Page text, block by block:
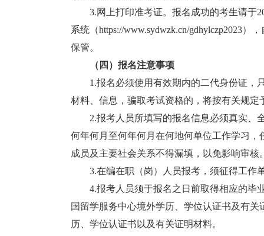
3.网上打印准考证。报名成功的考生请于
系统（https://www.sydwzk.cn/gdhylczp2023
保管。
（四）报名注意事项
1.报名必须使用有效期内的二代身份证，
材料、信息，骗取考试资格的，将按有关规
2.报考人员所填写的报名信息必须真实、
何年何月至何年何月在何地何单位工作学习
成员及主要社会关系不得漏填，以免影响审核
3.在编在职（岗）人员报考，须征得工作
4.报考人员须于报名之日前取得相应的毕
国留学服务中心境外学历、学位认证书及有
历、学位认证书以及有关证明材料。